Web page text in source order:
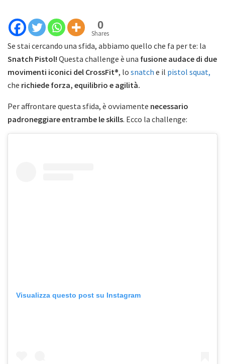
0
Shares
Se stai cercando una sfida, abbiamo quello che fa per te: la
Snatch Pistol! Questa challenge è una fusione audace di due
movimenti iconici del CrossFit®, lo snatch e il pistol squat,
che richiede forza, equilibrio e agilità.
Per affrontare questa sfida, è ovviamente necessario
padroneggiare entrambe le skills. Ecco la challenge:
Visualizza questo post su Instagram